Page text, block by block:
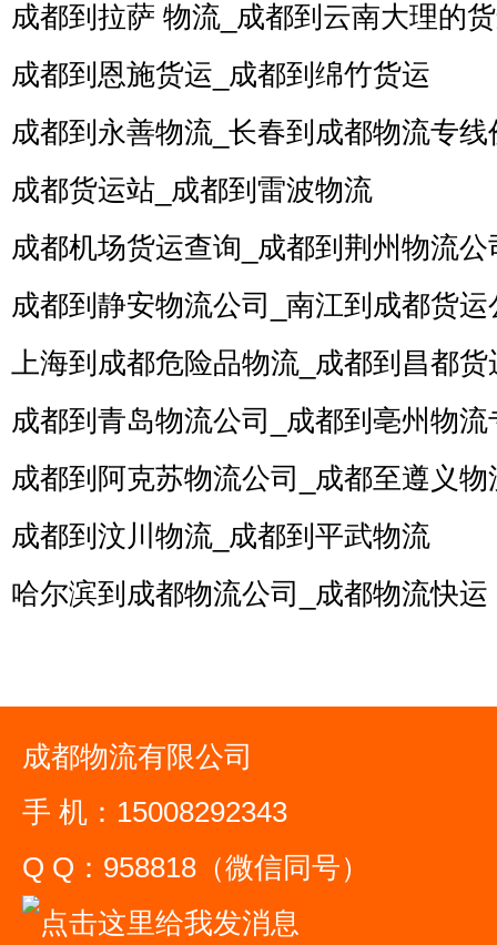
成都到拉萨 物流_成都到云南大理的
成都到恩施货运_成都到绵竹货运
成都到永善物流_长春到成都物流专线
成都货运站_成都到雷波物流
成都机场货运查询_成都到荆州物流公
成都到静安物流公司_南江到成都货运
上海到成都危险品物流_成都到昌都货
成都到青岛物流公司_成都到亳州物流
成都到阿克苏物流公司_成都至遵义物
成都到汶川物流_成都到平武物流
哈尔滨到成都物流公司_成都物流快运
成都物流有限公司
手 机：15008292343
Q Q：958818（微信同号）